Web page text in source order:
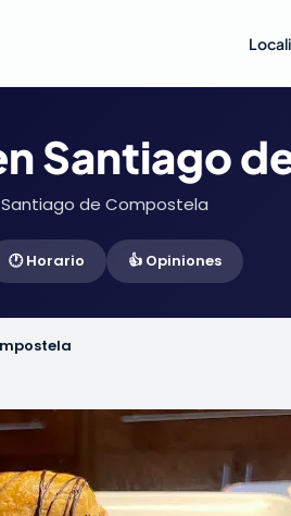
Santiago
de Compostela
🕐 Horario 👍 Opiniones